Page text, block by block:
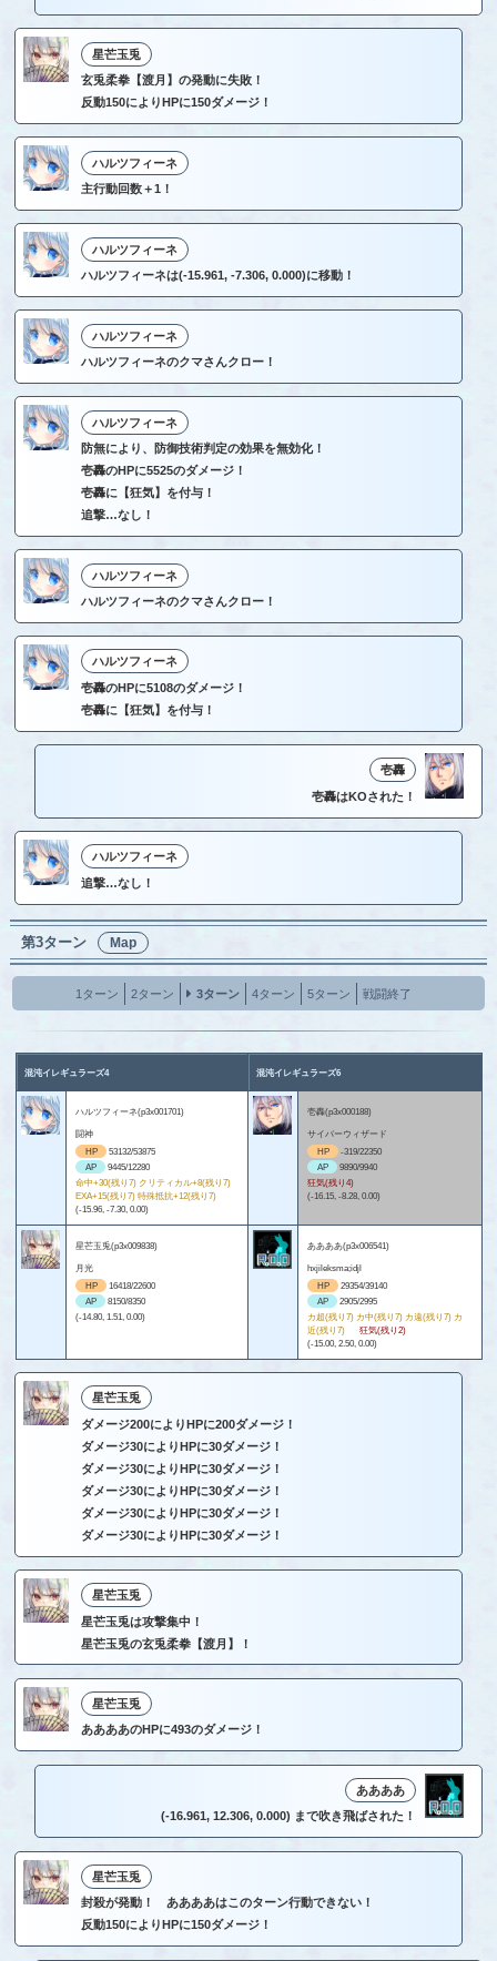
星芒玉兎
玄兎柔拳【渡月】の発動に失敗！
反動150によりHPに150ダメージ！
ハルツフィーネ
主行動回数＋1！
ハルツフィーネ
ハルツフィーネは(-15.961, -7.306, 0.000)に移動！
ハルツフィーネ
ハルツフィーネのクマさんクロー！
ハルツフィーネ
防無により、防御技術判定の効果を無効化！
壱轟のHPに5525のダメージ！
壱轟に【狂気】を付与！
追撃…なし！
ハルツフィーネ
ハルツフィーネのクマさんクロー！
ハルツフィーネ
壱轟のHPに5108のダメージ！
壱轟に【狂気】を付与！
壱轟
壱轟はKOされた！
ハルツフィーネ
追撃…なし！
第3ターン Map
1ターン 2ターン 3ターン 4ターン 5ターン 戦闘終了
混沌イレギュラーズ4 混沌イレギュラーズ6
ハルツフィーネ(p3x001701)
闘神
HP
53132/53875
AP
9445/12280
命中+30(残り7) クリティカル+8(残り7)
EXA+15(残り7) 特殊抵抗+12(残り7)
(-15.96, -7.30, 0.00)
壱轟(p3x000188)
サイバーウィザード
HP
-319/22350
AP
9890/9940
狂気(残り4)
(-16.15, -8.28, 0.00)
星芒玉兎(p3x009838)
月光
HP
16418/22600
AP
8150/8350
(-14.80, 1.51, 0.00)
ああああ(p3x006541)
hxjileksma;idjl
HP
29354/39140
AP
2905/2995
カ超(残り7) カ中(残り7) カ遠(残り7) カ
近(残り7)
狂気(残り2)
(-15.00, 2.50, 0.00)
星芒玉兎
ダメージ200によりHPに200ダメージ！
ダメージ30によりHPに30ダメージ！
ダメージ30によりHPに30ダメージ！
ダメージ30によりHPに30ダメージ！
ダメージ30によりHPに30ダメージ！
ダメージ30によりHPに30ダメージ！
星芒玉兎
星芒玉兎は攻撃集中！
星芒玉兎の玄兎柔拳【渡月】！
星芒玉兎
ああああのHPに493のダメージ！
ああああ
(-16.961, 12.306, 0.000) まで吹き飛ばされた！
星芒玉兎
封殺が発動！ ああああはこのターン行動できない！
反動150によりHPに150ダメージ！